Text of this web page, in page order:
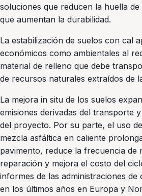
soluciones que reducen la huella
que aumentan la durabilidad.
La estabilización de suelos con cal
económicos como ambientales al
material de relleno que debe
de recursos naturales extraídos de
La mejora in situ de los suelos
emisiones derivadas del transporte
del proyecto. Por su parte, el uso
mezcla asfáltica en caliente
pavimento, reduce la frecuencia de
reparación y mejora el costo del
informes de las administraciones
en los últimos años en Europa y